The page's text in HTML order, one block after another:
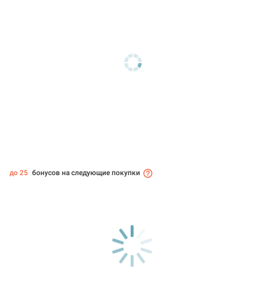
до 25 бонусов на следующие покупки